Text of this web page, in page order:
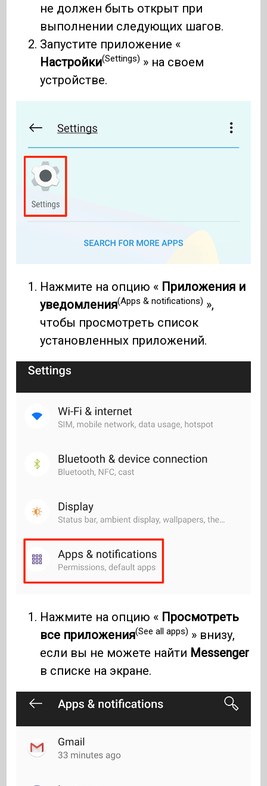
не должен быть открыт при
выполнении следующих шагов.
Запустите приложение «
Настройки(Settings) » на своем
устройстве.
Нажмите на опцию « Приложения и
уведомления(Apps & notifications) »,
чтобы просмотреть список
установленных приложений.
Нажмите на опцию « Просмотреть
все приложения(See all apps) » внизу,
если вы не можете найти Messenger
в списке на экране.